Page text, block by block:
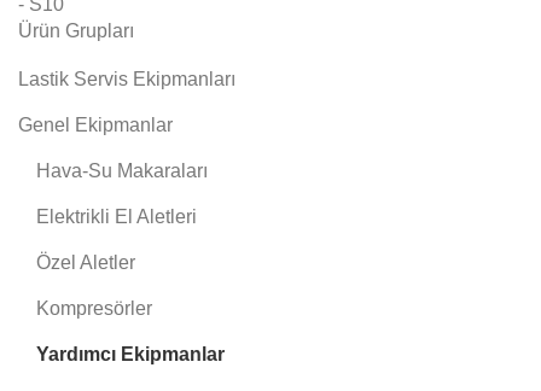
Ürün Grupları
Lastik Servis Ekipmanları
Genel Ekipmanlar
Hava-Su Makaraları
Elektrikli El Aletleri
Özel Aletler
Kompresörler
Yardımcı Ekipmanlar